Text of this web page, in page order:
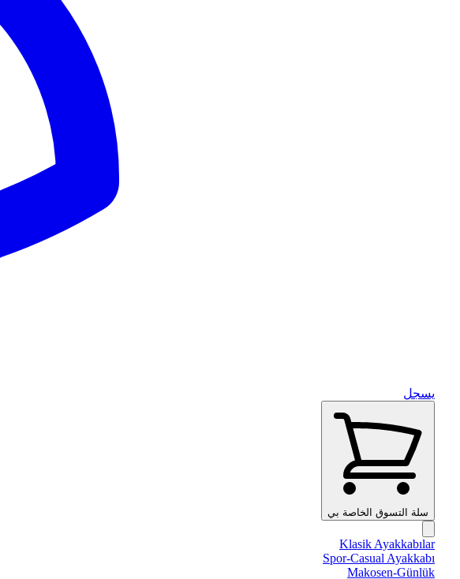
يسجل
سلة التسوق الخاصة بي
Klasik Ayakkabılar
Spor-Casual Ayakkabı
Makosen-Günlük